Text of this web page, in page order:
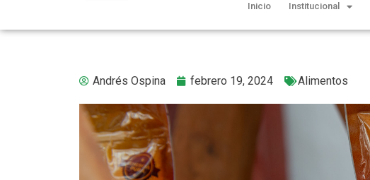
Inicio Institucional
Andrés Ospina febrero 19, 2024 Alimentos